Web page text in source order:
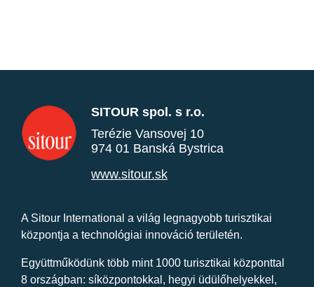
SITOUR spol. s r.o.
Terézie Vansovej 10
974 01 Banská Bystrica
www.sitour.sk
A Sitour International a világ legnagyobb turisztikai
központja a technológiai innováció területén.
Együttműködünk több mint 1000 turisztikai központtal
8 országban: síközpontokkal, hegyi üdülőhelyekkel,